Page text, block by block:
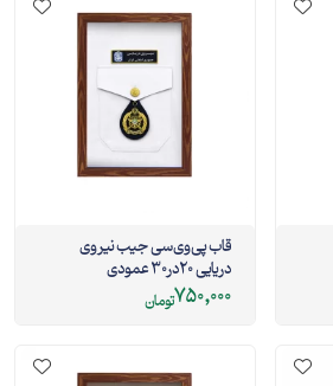
قاب پی‌وی‌سی جیب نیروی
دریایی 20در30 عمودی
750,000تومان